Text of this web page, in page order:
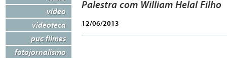
vídeo
videoteca
puc filmes
fotojornalismo
Palestra com William Helal Filho
12/06/2013